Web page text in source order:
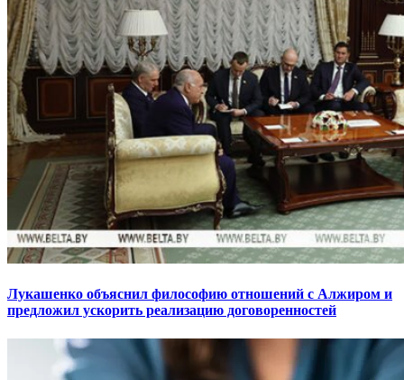
Лукашенко объяснил философию отношений с Алжиром и
предложил ускорить реализацию договоренностей